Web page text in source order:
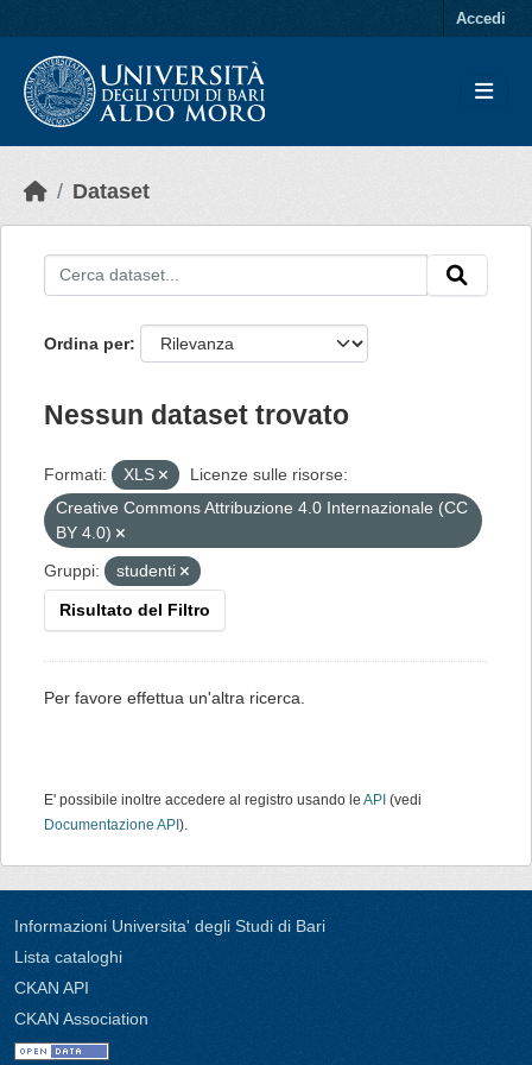
Accedi
Dataset
Ordina per
Nessun dataset trovato
Formati: XLS
Licenze sulle risorse:
Creative Commons Attribuzione 4.0 Internazionale (CC
BY 4.0)
Gruppi:
studenti
Risultato del Filtro
Per favore effettua un'altra ricerca.
E' possibile inoltre accedere al registro usando le API (vedi
Documentazione API ).
Informazioni Universita' degli Studi di Bari
Lista cataloghi
CKAN API
CKAN Association